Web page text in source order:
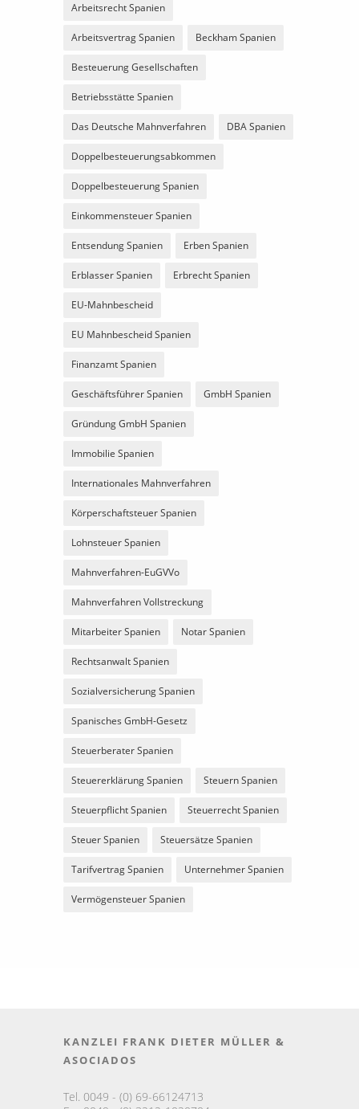
Arbeitsrecht Spanien
Arbeitsvertrag Spanien Beckham Spanien
Besteuerung Gesellschaften
Betriebsstätte Spanien
Das Deutsche Mahnverfahren DBA Spanien
Doppelbesteuerungsabkommen
Doppelbesteuerung Spanien
Einkommensteuer Spanien
Entsendung Spanien Erben Spanien
Erblasser Spanien Erbrecht Spanien
EU-Mahnbescheid
EU Mahnbescheid Spanien
Finanzamt Spanien
Geschäftsführer Spanien GmbH Spanien
Gründung GmbH Spanien
Immobilie Spanien
Internationales Mahnverfahren
Körperschaftsteuer Spanien
Lohnsteuer Spanien
Mahnverfahren-EuGVVo
Mahnverfahren Vollstreckung
Mitarbeiter Spanien Notar Spanien
Rechtsanwalt Spanien
Sozialversicherung Spanien
Spanisches GmbH-Gesetz
Steuerberater Spanien
Steuererklärung Spanien Steuern Spanien
Steuerpflicht Spanien Steuerrecht Spanien
Steuer Spanien Steuersätze Spanien
Tarifvertrag Spanien Unternehmer Spanien
Vermögensteuer Spanien
KANZLEI FRANK DIETER MÜLLER &
ASOCIADOS
Tel. 0049 - (0) 69-66124713